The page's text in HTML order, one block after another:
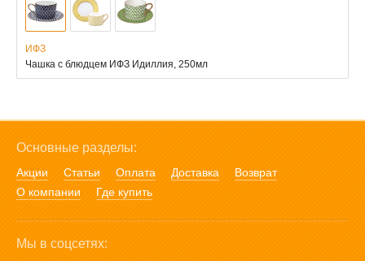
ИФЗ
Чашка с блюдцем ИФЗ Идиллия, 250мл
Основные разделы:
Акции Статьи Оплата Доставка
Возврат
О компании
Где купить
Мы в соцсетях: